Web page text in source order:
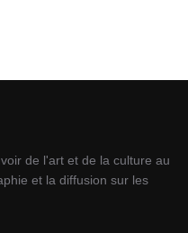
de l'art et de la culture au
et la diffusion sur les